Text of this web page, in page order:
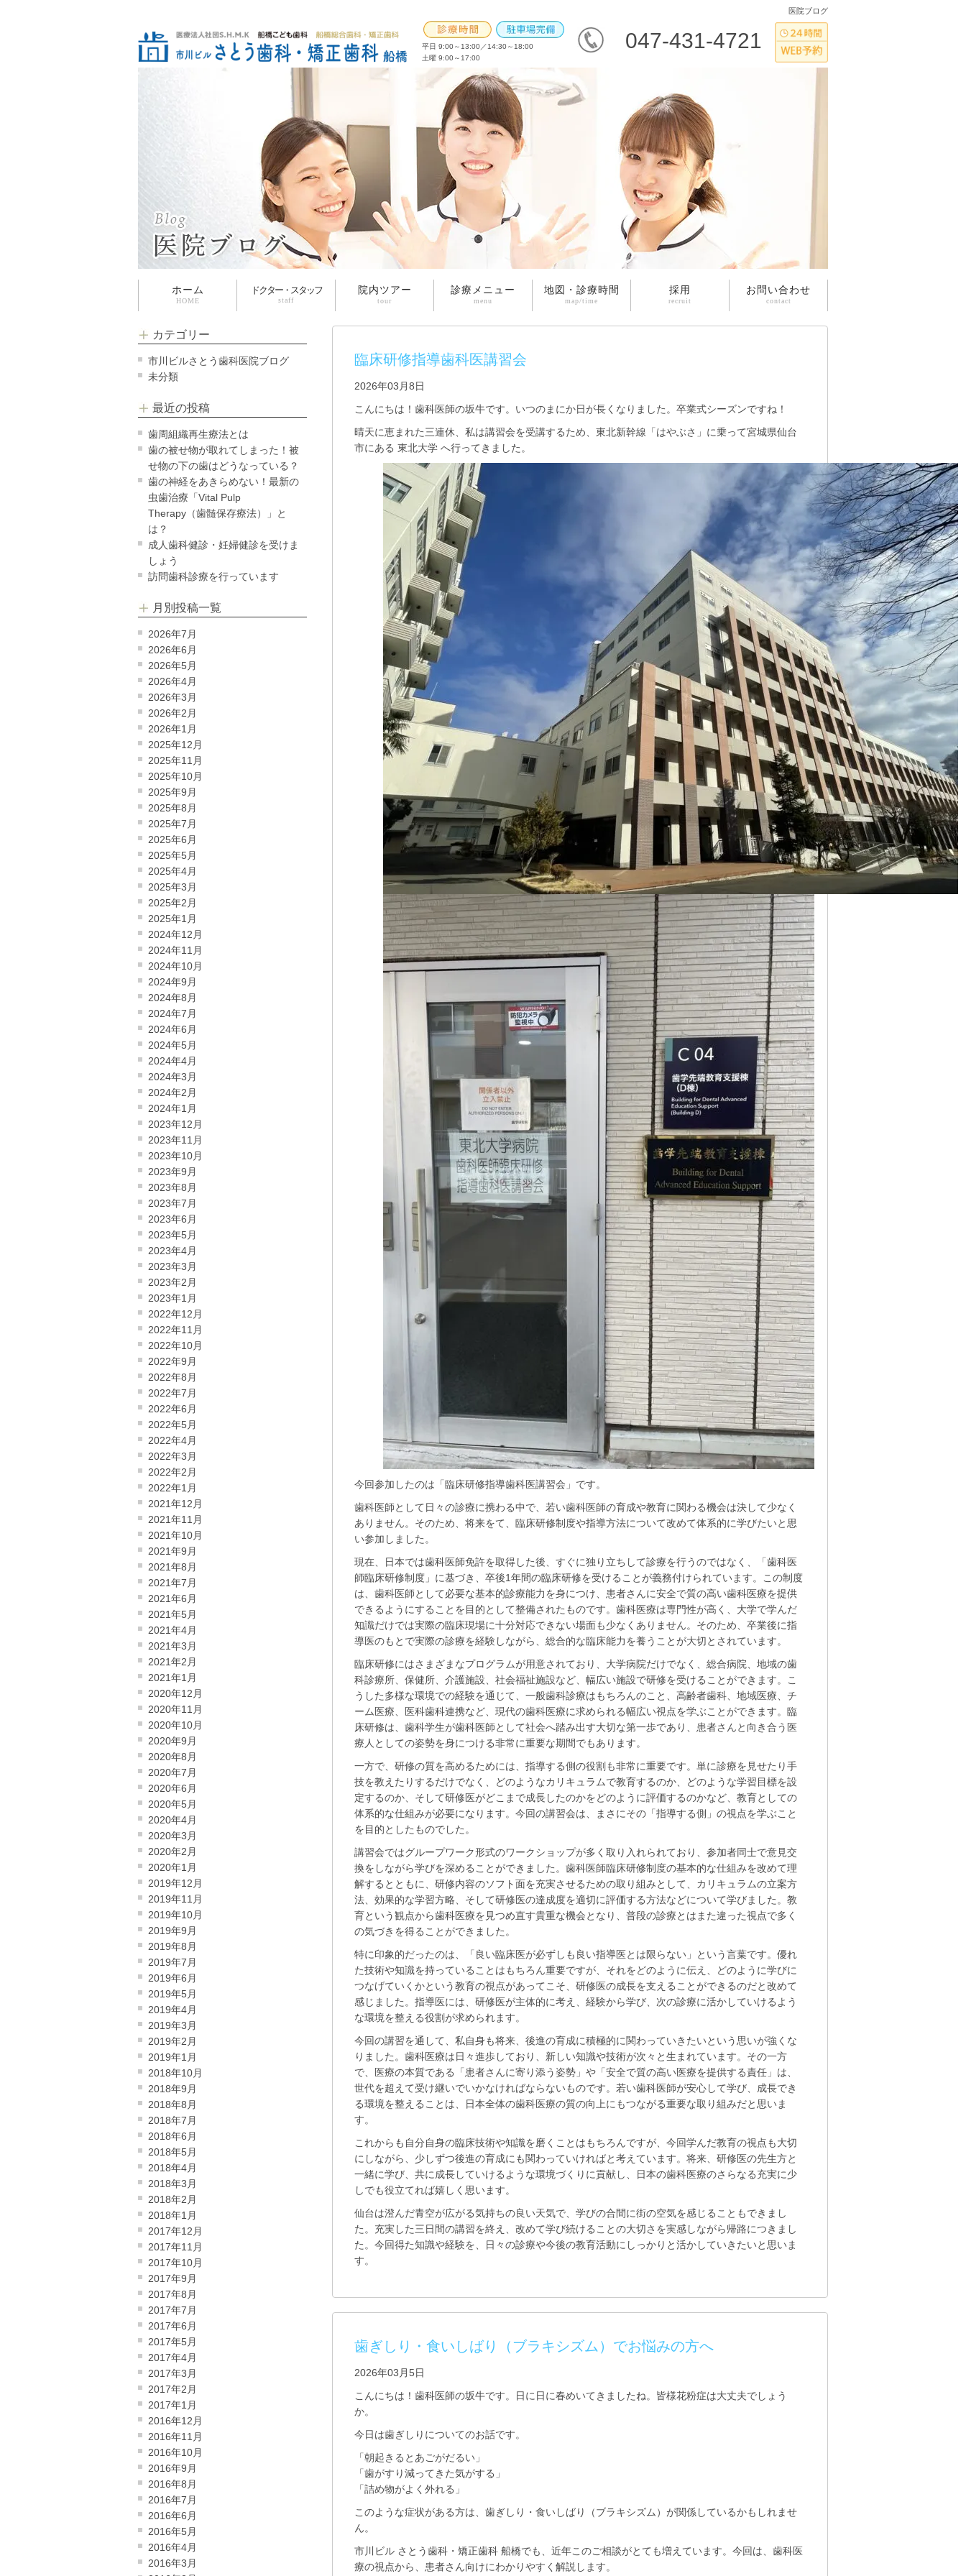
医院ブログ
平日 9:00～13:00／14:30～18:00
土曜 9:00～17:00
047-431-4721
ホーム
HOME
ドクター・スタッフ
staff
院内ツアー
tour
診療メニュー
menu
地図・診療時間
map/time
採用
recruit
お問い合わせ
contact
カテゴリー
市川ビルさとう歯科医院ブログ
未分類
最近の投稿
歯周組織再生療法とは
歯の被せ物が取れてしまった！被
せ物の下の歯はどうなっている？
歯の神経をあきらめない！最新の
虫歯治療「Vital Pulp
Therapy（歯髄保存療法）」と
は？
成人歯科健診・妊婦健診を受けま
しょう
訪問歯科診療を行っています
月別投稿一覧
2026年7月
2026年6月
2026年5月
2026年4月
2026年3月
2026年2月
2026年1月
2025年12月
2025年11月
2025年10月
2025年9月
2025年8月
2025年7月
2025年6月
2025年5月
2025年4月
2025年3月
2025年2月
2025年1月
2024年12月
2024年11月
2024年10月
2024年9月
2024年8月
2024年7月
2024年6月
2024年5月
2024年4月
2024年3月
2024年2月
2024年1月
2023年12月
2023年11月
2023年10月
2023年9月
2023年8月
2023年7月
2023年6月
2023年5月
2023年4月
2023年3月
2023年2月
2023年1月
2022年12月
2022年11月
2022年10月
2022年9月
2022年8月
2022年7月
2022年6月
2022年5月
2022年4月
2022年3月
2022年2月
2022年1月
2021年12月
2021年11月
2021年10月
2021年9月
2021年8月
2021年7月
2021年6月
2021年5月
2021年4月
2021年3月
2021年2月
2021年1月
2020年12月
2020年11月
2020年10月
2020年9月
2020年8月
2020年7月
2020年6月
2020年5月
2020年4月
2020年3月
2020年2月
2020年1月
2019年12月
2019年11月
2019年10月
2019年9月
2019年8月
2019年7月
2019年6月
2019年5月
2019年4月
2019年3月
2019年2月
2019年1月
2018年10月
2018年9月
2018年8月
2018年7月
2018年6月
2018年5月
2018年4月
2018年3月
2018年2月
2018年1月
2017年12月
2017年11月
2017年10月
2017年9月
2017年8月
2017年7月
2017年6月
2017年5月
2017年4月
2017年3月
2017年2月
2017年1月
2016年12月
2016年11月
2016年10月
2016年9月
2016年8月
2016年7月
2016年6月
2016年5月
2016年4月
2016年3月
臨床研修指導歯科医講習会
2026年03月8日
こんにちは！歯科医師の坂牛です。いつのまにか日が長くなりました。卒業式シーズンですね！
晴天に恵まれた三連休、私は講習会を受講するため、東北新幹線「はやぶさ」に乗って宮城県仙台
市にある 東北大学 へ行ってきました。
今回参加したのは「臨床研修指導歯科医講習会」です。
歯科医師として日々の診療に携わる中で、若い歯科医師の育成や教育に関わる機会は決して少なく
ありません。そのため、将来をて、臨床研修制度や指導方法について改めて体系的に学びたいと思
い参加しました。
現在、日本では歯科医師免許を取得した後、すぐに独り立ちして診療を行うのではなく、「歯科医
師臨床研修制度」に基づき、卒後1年間の臨床研修を受けることが義務付けられています。この制度
は、歯科医師として必要な基本的診療能力を身につけ、患者さんに安全で質の高い歯科医療を提供
できるようにすることを目的として整備されたものです。歯科医療は専門性が高く、大学で学んだ
知識だけでは実際の臨床現場に十分対応できない場面も少なくありません。そのため、卒業後に指
導医のもとで実際の診療を経験しながら、総合的な臨床能力を養うことが大切とされています。
臨床研修にはさまざまなプログラムが用意されており、大学病院だけでなく、総合病院、地域の歯
科診療所、保健所、介護施設、社会福祉施設など、幅広い施設で研修を受けることができます。こ
うした多様な環境での経験を通じて、一般歯科診療はもちろんのこと、高齢者歯科、地域医療、チ
ーム医療、医科歯科連携など、現代の歯科医療に求められる幅広い視点を学ぶことができます。臨
床研修は、歯科学生が歯科医師として社会へ踏み出す大切な第一歩であり、患者さんと向き合う医
療人としての姿勢を身につける非常に重要な期間でもあります。
一方で、研修の質を高めるためには、指導する側の役割も非常に重要です。単に診療を見せたり手
技を教えたりするだけでなく、どのようなカリキュラムで教育するのか、どのような学習目標を設
定するのか、そして研修医がどこまで成長したのかをどのように評価するのかなど、教育としての
体系的な仕組みが必要になります。今回の講習会は、まさにその「指導する側」の視点を学ぶこと
を目的としたものでした。
講習会ではグループワーク形式のワークショップが多く取り入れられており、参加者同士で意見交
換をしながら学びを深めることができました。歯科医師臨床研修制度の基本的な仕組みを改めて理
解するとともに、研修内容のソフト面を充実させるための取り組みとして、カリキュラムの立案方
法、効果的な学習方略、そして研修医の達成度を適切に評価する方法などについて学びました。教
育という観点から歯科医療を見つめ直す貴重な機会となり、普段の診療とはまた違った視点で多く
の気づきを得ることができました。
特に印象的だったのは、「良い臨床医が必ずしも良い指導医とは限らない」という言葉です。優れ
た技術や知識を持っていることはもちろん重要ですが、それをどのように伝え、どのように学びに
つなげていくかという教育の視点があってこそ、研修医の成長を支えることができるのだと改めて
感じました。指導医には、研修医が主体的に考え、経験から学び、次の診療に活かしていけるよう
な環境を整える役割が求められます。
今回の講習を通して、私自身も将来、後進の育成に積極的に関わっていきたいという思いが強くな
りました。歯科医療は日々進歩しており、新しい知識や技術が次々と生まれています。その一方
で、医療の本質である「患者さんに寄り添う姿勢」や「安全で質の高い医療を提供する責任」は、
世代を超えて受け継いでいかなければならないものです。若い歯科医師が安心して学び、成長でき
る環境を整えることは、日本全体の歯科医療の質の向上にもつながる重要な取り組みだと思いま
す。
これからも自分自身の臨床技術や知識を磨くことはもちろんですが、今回学んだ教育の視点も大切
にしながら、少しずつ後進の育成にも関わっていければと考えています。将来、研修医の先生方と
一緒に学び、共に成長していけるような環境づくりに貢献し、日本の歯科医療のさらなる充実に少
しでも役立てれば嬉しく思います。
仙台は澄んだ青空が広がる気持ちの良い天気で、学びの合間に街の空気を感じることもできまし
た。充実した三日間の講習を終え、改めて学び続けることの大切さを実感しながら帰路につきまし
た。今回得た知識や経験を、日々の診療や今後の教育活動にしっかりと活かしていきたいと思いま
す。
歯ぎしり・食いしばり（ブラキシズム）でお悩みの方へ
2026年03月5日
こんにちは！歯科医師の坂牛です。日に日に春めいてきましたね。皆様花粉症は大丈夫でしょう
か。
今日は歯ぎしりについてのお話です。
「朝起きるとあごがだるい」
「歯がすり減ってきた気がする」
「詰め物がよく外れる」
このような症状がある方は、歯ぎしり・食いしばり（ブラキシズム）が関係しているかもしれませ
ん。
市川ビル さとう歯科・矯正歯科 船橋でも、近年このご相談がとても増えています。今回は、歯科医
療の視点から、患者さん向けにわかりやすく解説します。